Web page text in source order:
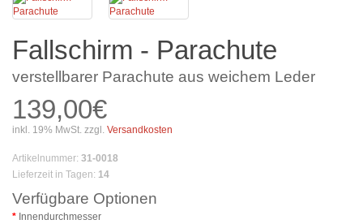
Fallschirm - Parachute
verstellbarer Parachute aus weichem Leder
139,00€
inkl. 19% MwSt. zzgl. Versandkosten
Artikelnummer: 31-0018
Lieferzeit in Tagen: 14
Verfügbare Optionen
Innendurchmesser